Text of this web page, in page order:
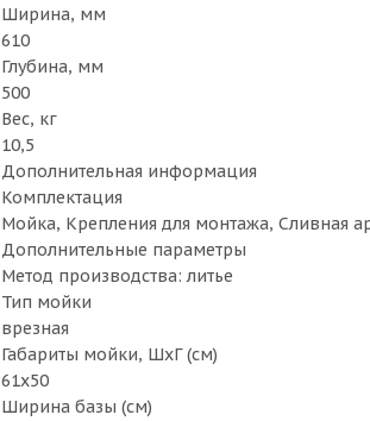
Ширина, мм
610
Глубина, мм
500
Вес, кг
10,5
Дополнительная информация
Комплектация
Мойка, Крепления для монтажа, Cливная
Дополнительные параметры
Метод производства: литье
Тип мойки
врезная
Габариты мойки, ШxГ (см)
61х50
Ширина базы (см)